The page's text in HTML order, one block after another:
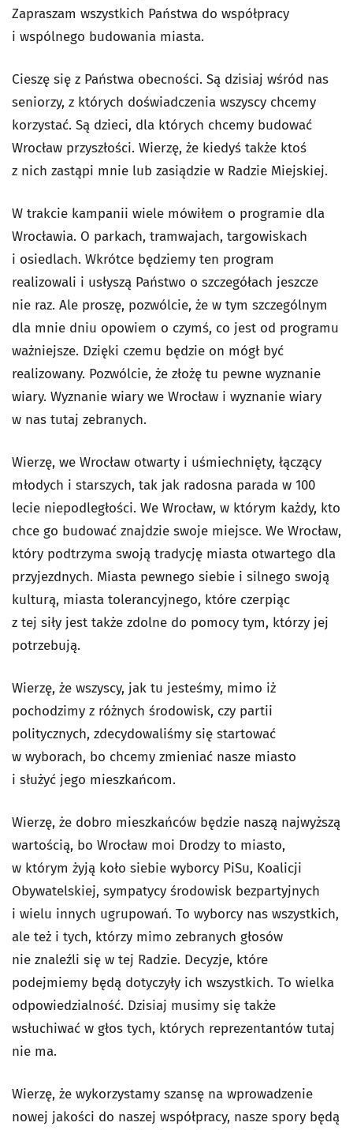
Zapraszam wszystkich Państwa do współpracy
i wspólnego budowania miasta.
Cieszę się z Państwa obecności. Są dzisiaj wśród nas
seniorzy, z których doświadczenia wszyscy chcemy
korzystać. Są dzieci, dla których chcemy budować
Wrocław przyszłości. Wierzę, że kiedyś także ktoś
z nich zastąpi mnie lub zasiądzie w Radzie Miejskiej.
W trakcie kampanii wiele mówiłem o programie dla
Wrocławia. O parkach, tramwajach, targowiskach
i osiedlach. Wkrótce będziemy ten program
realizowali i usłyszą Państwo o szczegółach jeszcze
nie raz. Ale proszę, pozwólcie, że w tym szczególnym
dla mnie dniu opowiem o czymś, co jest od programu
ważniejsze. Dzięki czemu będzie on mógł być
realizowany. Pozwólcie, że złożę tu pewne wyznanie
wiary. Wyznanie wiary we Wrocław i wyznanie wiary
w nas tutaj zebranych.
Wierzę, we Wrocław otwarty i uśmiechnięty, łączący
młodych i starszych, tak jak radosna parada w 100
lecie niepodległości. We Wrocław, w którym każdy, kto
chce go budować znajdzie swoje miejsce. We Wrocław,
który podtrzyma swoją tradycję miasta otwartego dla
przyjezdnych. Miasta pewnego siebie i silnego swoją
kulturą, miasta tolerancyjnego, które czerpiąc
z tej siły jest także zdolne do pomocy tym, którzy jej
potrzebują.
Wierzę, że wszyscy, jak tu jesteśmy, mimo iż
pochodzimy z różnych środowisk, czy partii
politycznych, zdecydowaliśmy się startować
w wyborach, bo chcemy zmieniać nasze miasto
i służyć jego mieszkańcom.
Wierzę, że dobro mieszkańców będzie naszą najwyższą
wartością, bo Wrocław moi Drodzy to miasto,
w którym żyją koło siebie wyborcy PiSu, Koalicji
Obywatelskiej, sympatycy środowisk bezpartyjnych
i wielu innych ugrupowań. To wyborcy nas wszystkich,
ale też i tych, którzy mimo zebranych głosów
nie znaleźli się w tej Radzie. Decyzje, które
podejmiemy będą dotyczyły ich wszystkich. To wielka
odpowiedzialność. Dzisiaj musimy się także
wsłuchiwać w głos tych, których reprezentantów tutaj
nie ma.
Wierzę, że wykorzystamy szansę na wprowadzenie
nowej jakości do naszej współpracy, nasze spory będą